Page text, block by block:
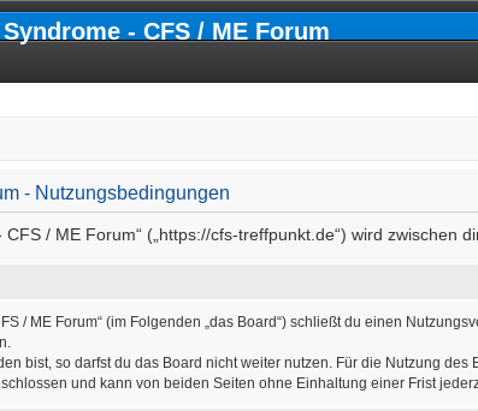
- CFS / ME Forum
- Nutzungsbedingungen
/ ME Forum“ („https://cfs-treffpunkt.de“) wird
/ ME Forum“ (im Folgenden „das Board“) schließt du einen
bist, so darfst du das Board nicht weiter nutzen. Für die Nutzung
und kann von beiden Seiten ohne Einhaltung einer Frist